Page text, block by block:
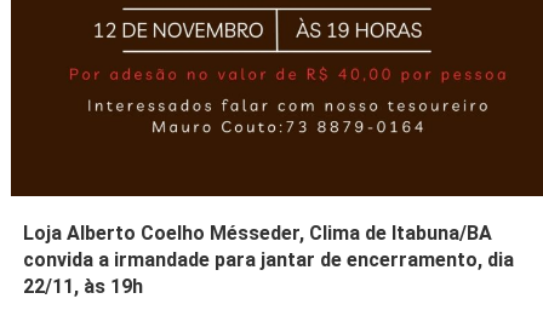
Loja Alberto Coelho Mésseder, Clima de Itabuna/BA
convida a irmandade para jantar de encerramento, dia
22/11, às 19h